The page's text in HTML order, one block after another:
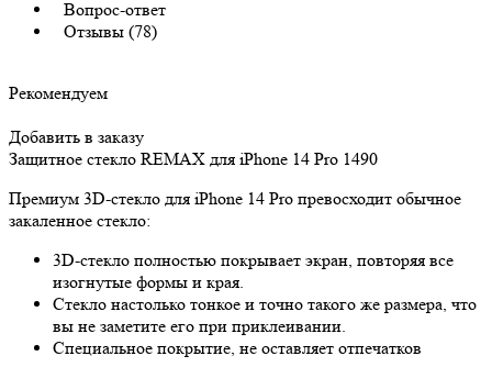
Вопрос-ответ
Отзывы (78)
Рекомендуем
Добавить в заказу
Защитное стекло REMAX для iPhone 14 Pro 1490
Премиум 3D-стекло для iPhone 14 Pro превосходит обычное
закаленное стекло:
3D-стекло полностью покрывает экран, повторяя все
изогнутые формы и края.
Стекло настолько тонкое и точно такого же размера, что
вы не заметите его при приклеивании.
Специальное покрытие, не оставляет отпечатков